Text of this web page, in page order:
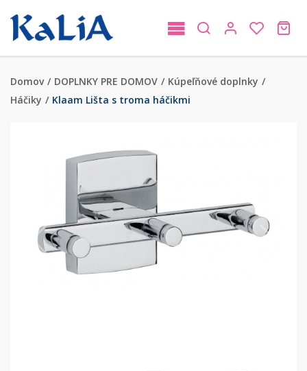
Domov / DOPLNKY PRE DOMOV / Kúpeľňové doplnky /
Háčiky / Klaam Lišta s troma háčikmi